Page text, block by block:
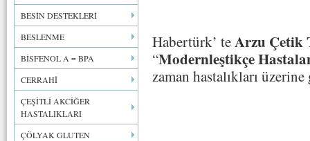
BESİN DESTEKLERİ
BESLENME
BİSFENOL A = BPA
CERRAHİ
ÇEŞİTLİ AKCİĞER
HASTALIKLARI
ÇÖLYAK GLUTEN
Habertürk’ teArzu Çetik
“Modernleştikçe
zaman hastalıkları